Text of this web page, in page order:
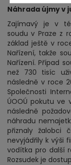
Náhrada újmy v
Zajímavý je v
soudu v Praze z
základ ještě v
Nařízení, takže
Nařízení. Případ
než 730 tisíc
následně v roce
Společnosti
ÚOOÚ pokutu ve
následně
náhradu
přiznaly žalobci
nevyjádřily k výši
vodítka pro další
Rozsudek je